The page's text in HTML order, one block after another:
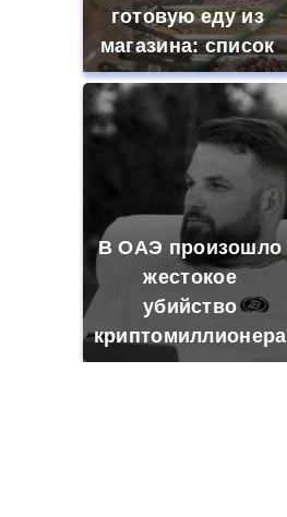
готовую еду из
магазина: список
В ОАЭ произошло
жестокое
убийство
криптомиллионера